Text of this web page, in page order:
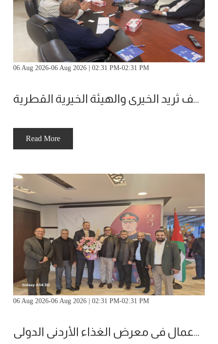
06 Aug 2026-06 Aug 2026 | 02:31 PM-02:31 PM
الملتقى يعقد اجتماع مع وقف ثريد الخيري والهيئة الخيرية القطرية
Read More
06 Aug 2026-06 Aug 2026 | 02:31 PM-02:31 PM
مشاركة ملتقى الأعمال في معرض الغذاء الأردني الدولي